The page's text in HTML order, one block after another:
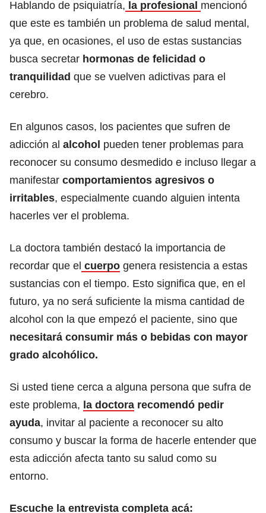
Hablando de psiquiatría, la profesional mencionó
que este es también un problema de salud mental,
ya que, en ocasiones, el uso de estas sustancias
busca secretar hormonas de felicidad o
tranquilidad que se vuelven adictivas para el
cerebro.
En algunos casos, los pacientes que sufren de
adicción al alcohol pueden tener problemas para
reconocer su consumo desmedido e incluso llegar a
manifestar comportamientos agresivos o
irritables, especialmente cuando alguien intenta
hacerles ver el problema.
La doctora también destacó la importancia de
recordar que el cuerpo genera resistencia a estas
sustancias con el tiempo. Esto significa que, en el
futuro, ya no será suficiente la misma cantidad de
alcohol con la que empezó el paciente, sino que
necesitará consumir más o bebidas con mayor
grado alcohólico.
Si usted tiene cerca a alguna persona que sufra de
este problema, la doctora recomendó pedir
ayuda, invitar al paciente a reconocer su alto
consumo y buscar la forma de hacerle entender que
esta adicción afecta tanto su salud como su
entorno.
Escuche la entrevista completa acá: